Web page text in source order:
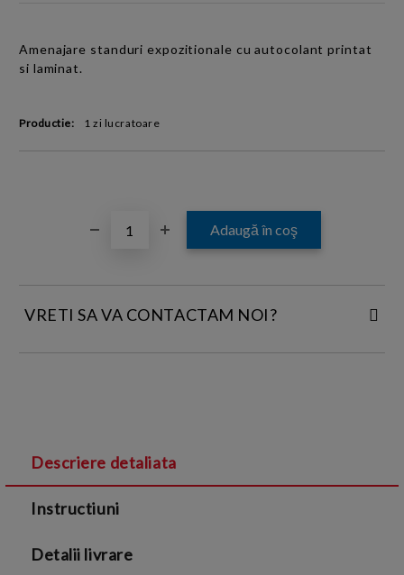
Amenajare standuri expozitionale cu autocolant printat
si laminat.
Productie: 1 zi lucratoare
VRETI SA VA CONTACTAM NOI?
Politica de confidentialitate
Descriere detaliata
Instructiuni
Detalii livrare